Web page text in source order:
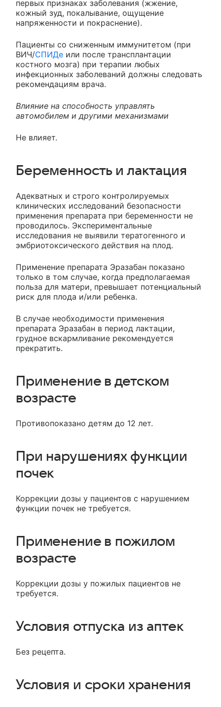
первых признаках заболевания (жжение,
кожный зуд, покалывание, ощущение
напряженности и покраснение).
Пациенты со сниженным иммунитетом (при
ВИЧ/СПИДе или после трансплантации
костного мозга) при терапии любых
инфекционных заболеваний должны следовать
рекомендациям врача.
Влияние на способность управлять
автомобилем и другими механизмами
Не влияет.
Беременность и лактация
Адекватных и строго контролируемых
клинических исследований безопасности
применения препарата при беременности не
проводилось. Экспериментальные
исследования не выявили тератогенного и
эмбриотоксического действия на плод.
Применение препарата Эразабан показано
только в том случае, когда предполагаемая
польза для матери, превышает потенциальный
риск для плода и/или ребенка.
В случае необходимости применения
препарата Эразабан в период лактации,
грудное вскармливание рекомендуется
прекратить.
Применение в детском
возрасте
Противопоказано детям до 12 лет.
При нарушениях функции
почек
Коррекции дозы у пациентов с нарушением
функции почек не требуется.
Применение в пожилом
возрасте
Коррекции дозы у пожилых пациентов не
требуется.
Условия отпуска из аптек
Без рецепта.
Условия и сроки хранения